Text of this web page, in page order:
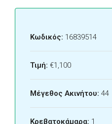
Κωδικός: 16839514
Τιμή: €1,100
Μέγεθος Ακινήτου: 44
Κρεβατοκάμαρα: 1